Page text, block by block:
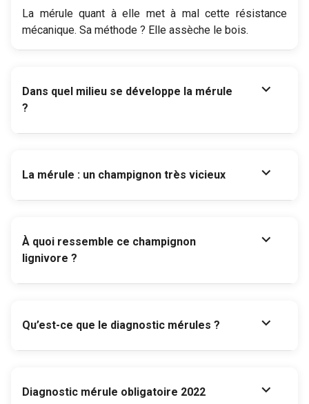
La mérule quant à elle met à mal cette résistance
mécanique. Sa méthode ? Elle assèche le bois.
Dans quel milieu se développe la mérule
?
expand_more
La mérule : un champignon très vicieux expand_more
À quoi ressemble ce champignon
lignivore ?
expand_more
Qu’est-ce que le diagnostic mérules ? expand_more
Diagnostic mérule obligatoire 2022 expand_more